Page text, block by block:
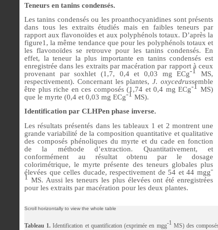
Teneurs en tanins condensés.
Les tanins condensés ou les proanthocyanidines sont présents
dans tous les extraits étudiés mais en faibles teneurs par
rapport aux flavonoïdes et aux polyphénols totaux. D’après la
figure1, la même tendance que pour les polyphénols totaux et
les flavonoïdes se retrouve pour les tanins condensés. En
effet, la teneur la plus importante en tanins condensés est
enregistrée dans les extraits par macération par rapport à ceux
provenant par soxhlet (1,7, 0,4 et 0,03 mg ECg-1 MS,
respectivement). Concernant les plantes,J. oxycedrussemble
être plus riche en ces composés (1,74 et 0,4 mg ECg-1 MS)
que le myrte (0,4 et 0,03 mg ECg-1 MS).
Identification par CLHPen phase inverse.
Les résultats présentés dans les tableaux 1 et 2 montrent une
grande variabilité de la composition quantitative et qualitative
des composés phénoliques du myrte et du cade en fonction
de la méthode d’extraction. Quantitativement, et
conformément au résultat obtenu par le dosage
colorimétrique, le myrte présente des teneurs globales plus
élevées que celles ducade, respectivement de 54 et 44 mgg-
1 MS. Aussi les teneurs les plus élevées ont été enregistrées
pour les extraits par macération pour les deux plantes.
Tableau 1. Identification et quantification (exprimée en mgg-1 MS) des